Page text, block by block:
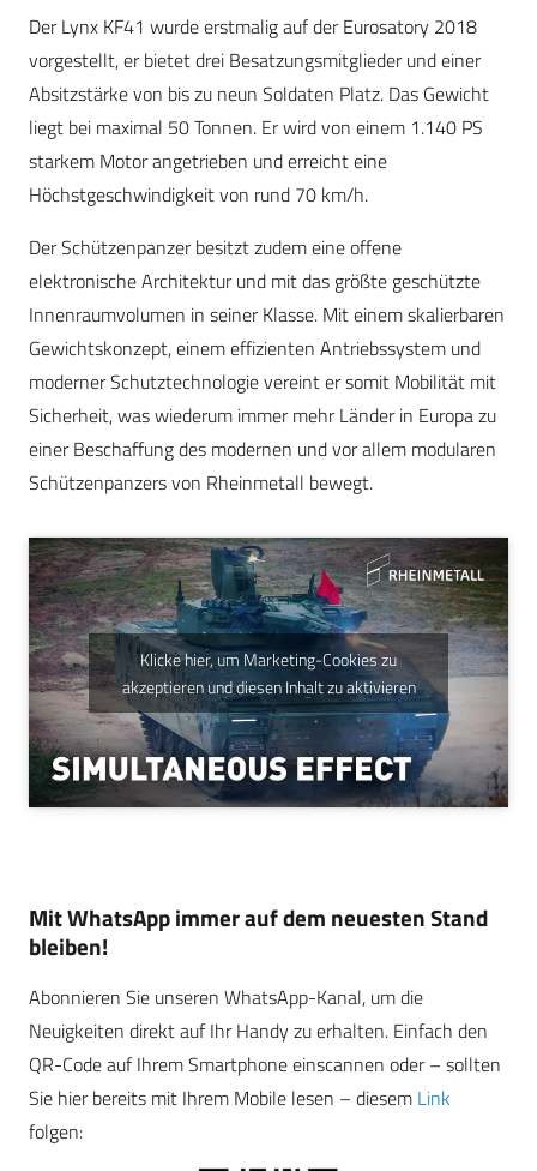
Der Lynx KF41 wurde erstmalig auf der Eurosatory 2018
vorgestellt, er bietet drei Besatzungsmitglieder und einer
Absitzstärke von bis zu neun Soldaten Platz. Das Gewicht
liegt bei maximal 50 Tonnen. Er wird von einem 1.140 PS
starkem Motor angetrieben und erreicht eine
Höchstgeschwindigkeit von rund 70 km/h.
Der Schützenpanzer besitzt zudem eine offene
elektronische Architektur und mit das größte geschützte
Innenraumvolumen in seiner Klasse. Mit einem skalierbaren
Gewichtskonzept, einem effizienten Antriebssystem und
moderner Schutztechnologie vereint er somit Mobilität mit
Sicherheit, was wiederum immer mehr Länder in Europa zu
einer Beschaffung des modernen und vor allem modularen
Schützenpanzers von Rheinmetall bewegt.
Klicke hier, um Marketing-Cookies zu
akzeptieren und diesen Inhalt zu aktivieren
Mit WhatsApp immer auf dem neuesten Stand
bleiben!
Abonnieren Sie unseren WhatsApp-Kanal, um die
Neuigkeiten direkt auf Ihr Handy zu erhalten. Einfach den
QR-Code auf Ihrem Smartphone einscannen oder – sollten
Sie hier bereits mit Ihrem Mobile lesen – diesem Link
folgen: